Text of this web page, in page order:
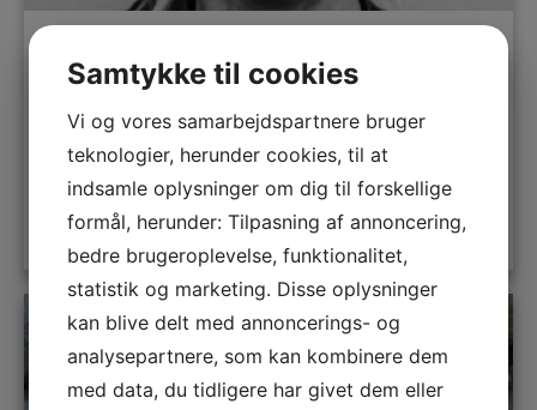
Erindringer,Holger Drachmann,Musikalske foredrag
LÆS MERE
Samtykke til cookies
Vi og vores samarbejdspartnere bruger
teknologier, herunder cookies, til at
indsamle oplysninger om dig til forskellige
formål, herunder: Tilpasning af annoncering,
bedre brugeroplevelse, funktionalitet,
statistik og marketing. Disse oplysninger
kan blive delt med annoncerings- og
analysepartnere, som kan kombinere dem
med data, du tidligere har givet dem eller